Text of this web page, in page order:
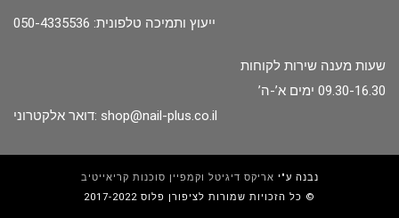
ייעוץ ותמיכה טלפונית: 050-4335536
שעות מענה שירות לקוחות
09.30-16.30 ימים א’-ה’
דואר אלקטרוני: shop@nail-plus.co.il
נבנה ע"י אריקס דיגיטל וקמפיין סוכנות קריאייטיב
כל הזכויות שמורות לציפורן פלוס 2017-2022 ©